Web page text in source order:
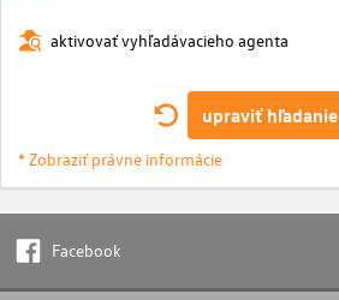
aktivovať vyhľadávacieho agenta
upraviť hľadanie
* Zobraziť právne informácie
Facebook